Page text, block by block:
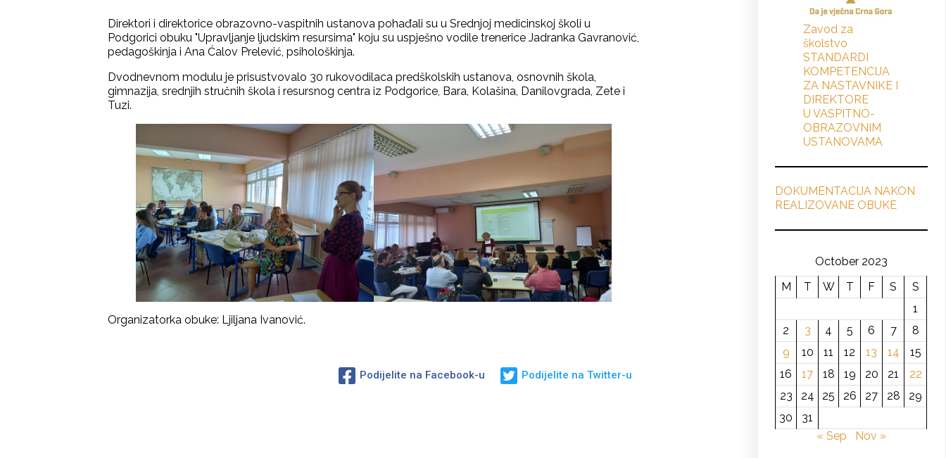
Direktori i direktorice obrazovno-vaspitnih ustanova pohađali su u Srednjoj medicinskoj školi u
Podgorici obuku "Upravljanje ljudskim resursima" koju su uspješno vodile trenerice Jadranka Gavranović,
pedagoškinja i Ana Ćalov Prelević, psihološkinja.
Dvodnevnom modulu je prisustvovalo 30 rukovodilaca predškolskih ustanova, osnovnih škola,
gimnazija, srednjih stručnih škola i resursnog centra iz Podgorice, Bara, Kolašina, Danilovgrada, Zete i
Tuzi.
Organizatorka obuke: Ljiljana Ivanović.
Podijelite na Facebook-u Podijelite na Twitter-u
Zavod za
školstvo
STANDARDI
KOMPETENCIJA
ZA NASTAVNIKE I
DIREKTORE
U VASPITNO-
OBRAZOVNIM
USTANOVAMA
DOKUMENTACIJA NAKON
REALIZOVANE OBUKE
October 2023
M
T W T F S
S
1
2
3 4 5 6 7
8
9
10 11 12 13 14
15
16
17 18 19 20 21
22
23
24 25 26 27 28
29
30
31
« Sep
Nov »